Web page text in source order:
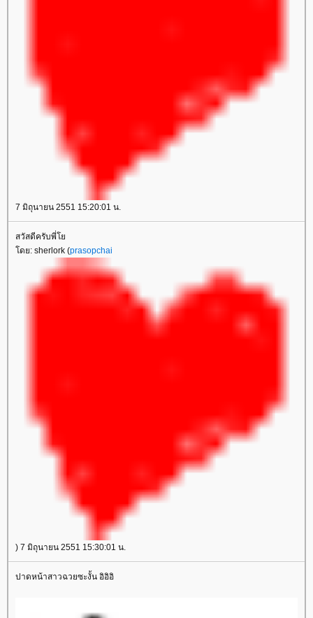
7 มิถุนายน 2551 15:20:01 น.
สวัสดีครับพี่
ดย: sherlork (prasopchai
) 7 มิถุนายน 2551 15:30:01 น.
ปาดหน้าสาวฉวยซะงั้น อิอิอิ